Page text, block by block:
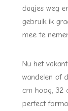
dagjes weg
gebruik ik
mee te
Nu het
wandelen of
cm hoog, 32
perfect